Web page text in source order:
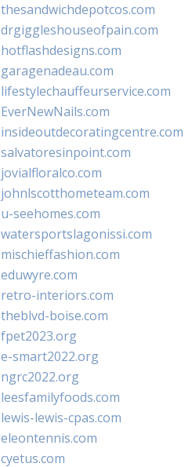
thesandwichdepotcos.com
drgiggleshouseofpain.com
hotflashdesigns.com
garagenadeau.com
lifestylechauffeurservice.com
EverNewNails.com
insideoutdecoratingcentre.com
salvatoresinpoint.com
jovialfloralco.com
johnlscotthometeam.com
u-seehomes.com
watersportslagonissi.com
mischieffashion.com
eduwyre.com
retro-interiors.com
theblvd-boise.com
fpet2023.org
e-smart2022.org
ngrc2022.org
leesfamilyfoods.com
lewis-lewis-cpas.com
eleontennis.com
cyetus.com